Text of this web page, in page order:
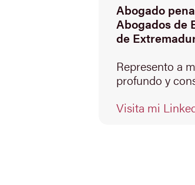
Abogado
Abogados de
de
Represento a
profundo y
Visita mi